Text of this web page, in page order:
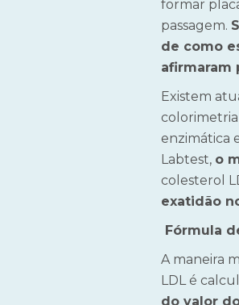
formar
passagem.
de como
afirmaram
Existem
enzimática
Labtest, o
colesterol
exatidão
Fórmula
A maneira
LDL é
do valor